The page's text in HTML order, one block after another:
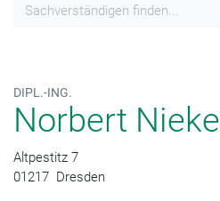
DIPL.-ING.
Norbert Nieke
Altpestitz 7
01217 Dresden